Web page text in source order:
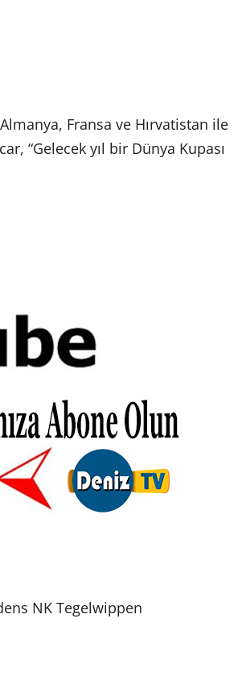
Fransa ve Hırvatistan ile
“Gelecek yıl bir Dünya Kupası
NK Tegelwippen